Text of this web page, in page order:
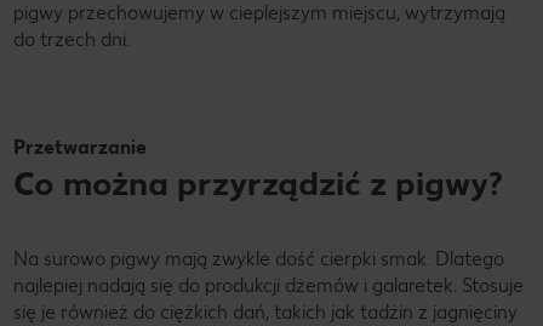
pigwy przechowujemy w cieplejszym miejscu, wytrzymają
do trzech dni.
Przetwarzanie
Co można przyrządzić z pigwy?
Na surowo pigwy mają zwykle dość cierpki smak. Dlatego
najlepiej nadają się do produkcji dżemów i galaretek. Stosuje
się je również do ciężkich dań, takich jak tadżin z jagnięciny